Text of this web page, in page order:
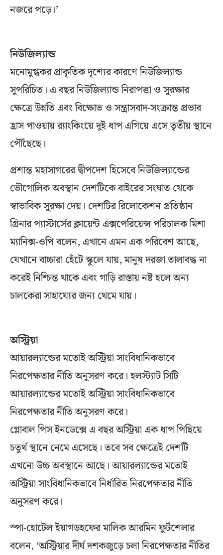
নজরে পড়ে।’
নিউজিল্যান্ড
মনোমুগ্ধকর প্রাকৃতিক দৃশ্যের কারণে নিউজিল্যান্ড
সুপরিচিত। এ বছর নিউজিল্যান্ড নিরাপত্তা ও সুরক্ষার
ক্ষেত্রে উন্নতি এবং বিক্ষোভ ও সন্ত্রাসবাদ-সংক্রান্ত প্রভাব
হ্রাস পাওয়ায় র‍্যাংকিংয়ে দুই ধাপ এগিয়ে এসে তৃতীয় স্থানে
পৌঁছেছে।
প্রশান্ত মহাসাগরের দ্বীপদেশ হিসেবে নিউজিল্যান্ডের
ভৌগোলিক অবস্থান দেশটিকে বাইরের সংঘাত থেকে
স্বাভাবিক সুরক্ষা দেয়। দেশটির রিলোকেশন প্রতিষ্ঠান
গ্রিনার প্যাস্টার্সের ক্লায়েন্ট এক্সপেরিয়েন্স পরিচালক মিশা
ম্যানিক্স-ওপি বলেন, এখানে এমন এক পরিবেশ আছে,
যেখানে বাচ্চারা হেঁটে স্কুলে যায়, মানুষ দরজা তালাবদ্ধ না
করেই নিশ্চিন্ত থাকে এবং গাড়ি রাস্তায় নষ্ট হলে অন্য
চালকেরা সাহায্যের জন্য থেমে যায়।
অস্ট্রিয়া
আয়ারল্যান্ডের মতোই অস্ট্রিয়া সাংবিধানিকভাবে
নিরপেক্ষতার নীতি অনুসরণ করে। হলস্ট্যাট সিটি
আয়ারল্যান্ডের মতোই অস্ট্রিয়া সাংবিধানিকভাবে
নিরপেক্ষতার নীতি অনুসরণ করে।
গ্লোবাল পিস ইনডেক্সে এ বছর অস্ট্রিয়া এক ধাপ পিছিয়ে
চতুর্থ স্থানে নেমে এসেছে। তবে সব ক্ষেত্রেই দেশটি
এখনো উচ্চ অবস্থানে আছে। আয়ারল্যান্ডের মতোই
অস্ট্রিয়া সাংবিধানিকভাবে নির্ধারিত নিরপেক্ষতার নীতি
অনুসরণ করে।
স্পা-হোটেল ইয়াগডহফের মালিক আরমিন ফুর্টশেলার
বলেন, ‘অস্ট্রিয়ার দীর্ঘ দশকজুড়ে চলা নিরপেক্ষতার নীতির